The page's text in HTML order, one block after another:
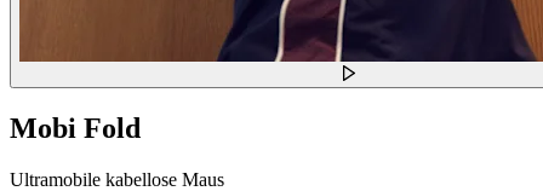
Mobi Fold
Ultramobile kabellose Maus